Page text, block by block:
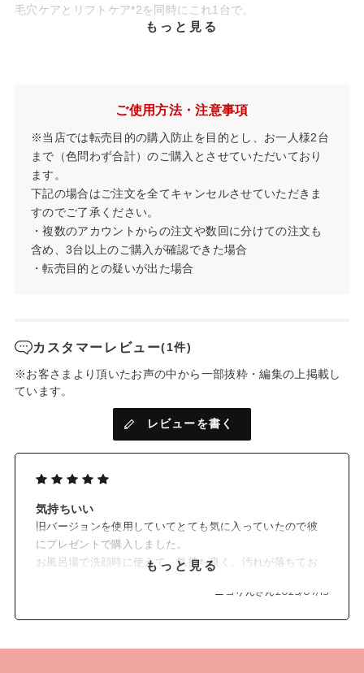
毛穴ケアとリフトケア*2を同時にこれ1台で。
◆防水仕様（IPX7）だからお風呂でも使える!
◆リニューアルポイント
・EMSの最大出力値が約125%*4にアップし、ブラシ面積が約
128%*5になったことで、
さらにケアの効率がアップ!
・先端のブラシが細く、鋭くなったことで小鼻にさらにフィッ
トする様に!
・レベルが6段階になったことで体感に合わせて調整しやすく!
て
*5…前モデル（MS70）との比較
もっと見る
ご使用方法・注意事項
※当店では転売目的の購入防止を目的とし、お一人様2台
まで（色問わず合計）のご購入とさせていただいており
ます。
下記の場合はご注文を全てキャンセルさせていただきま
すのでご了承ください。
・複数のアカウントからの注文や数回に分けての注文も
含め、3台以上のご購入が確認できた場合
・転売目的との疑いが出た場合
カスタマーレビュー(1件)
※お客さまより頂いたお声の中から一部抜粋・編集の上掲載し
ています。
レビューを書く
気持ちいい
旧バージョンを使用していてとても気に入っていたので彼
にプレゼントで購入しました。
お風呂場で洗顔時に使えて、気持ち良く、汚れが落ちてお
又同時にお肌のもたつきケアも出来て手放せません。
私も新バージョン欲しくなりました。
もっと見る
ニコりんさん2025/07/15